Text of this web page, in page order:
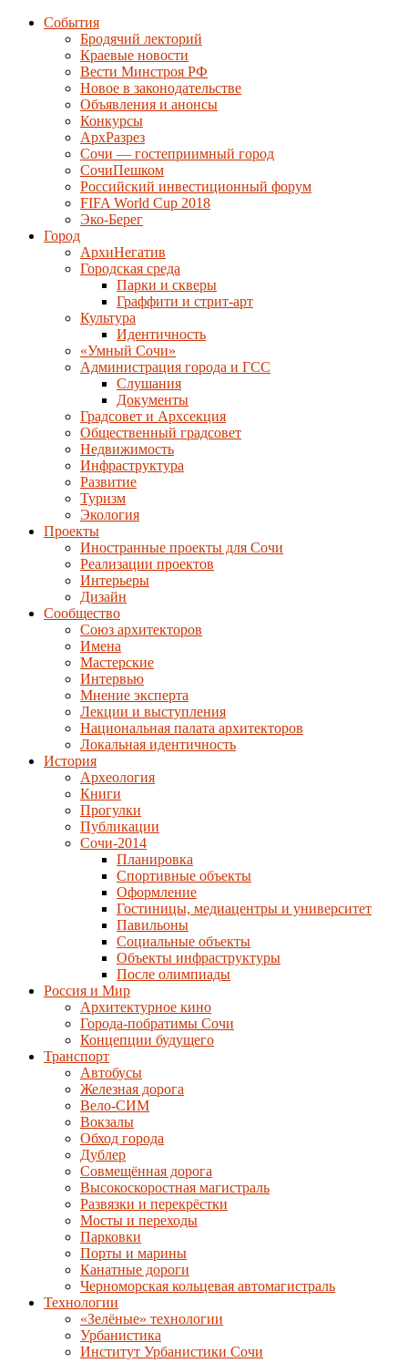
События
Бродячий лекторий
Краевые новости
Вести Минстроя РФ
Новое в законодательстве
Объявления и анонсы
Конкурсы
АрхРазрез
Сочи — гостеприимный город
СочиПешком
Российский инвестиционный форум
FIFA World Cup 2018
Эко-Берег
Город
АрхиНегатив
Городская среда
Парки и скверы
Граффити и стрит-арт
Культура
Идентичность
«Умный Сочи»
Администрация города и ГСС
Слушания
Документы
Градсовет и Архсекция
Общественный градсовет
Недвижимость
Инфраструктура
Развитие
Туризм
Экология
Проекты
Иностранные проекты для Сочи
Реализации проектов
Интерьеры
Дизайн
Сообщество
Союз архитекторов
Имена
Мастерские
Интервью
Мнение эксперта
Лекции и выступления
Национальная палата архитекторов
Локальная идентичность
История
Археология
Книги
Прогулки
Публикации
Сочи-2014
Планировка
Спортивные объекты
Оформление
Гостиницы, медиацентры и университет
Павильоны
Социальные объекты
Объекты инфраструктуры
После олимпиады
Россия и Мир
Архитектурное кино
Города-побратимы Сочи
Концепции будущего
Транспорт
Автобусы
Железная дорога
Вело-СИМ
Вокзалы
Обход города
Дублер
Совмещённая дорога
Высокоскоростная магистраль
Развязки и перекрёстки
Мосты и переходы
Парковки
Порты и марины
Канатные дороги
Черноморская кольцевая автомагистраль
Технологии
«Зелёные» технологии
Урбанистика
Институт Урбанистики Сочи